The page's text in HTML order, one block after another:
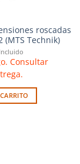
roscadas
(MTS Technik)
Consultar